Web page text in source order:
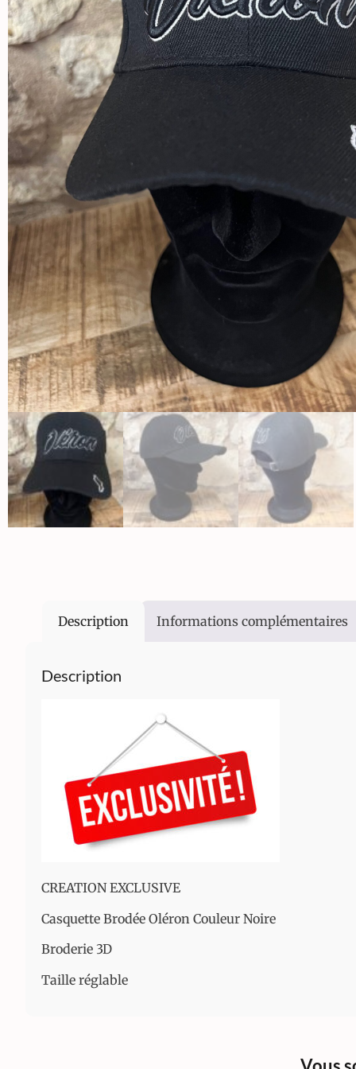
Description Informations complémentaires
Description
CREATION EXCLUSIVE
Casquette Brodée Oléron Couleur Noire
Broderie 3D
Taille réglable